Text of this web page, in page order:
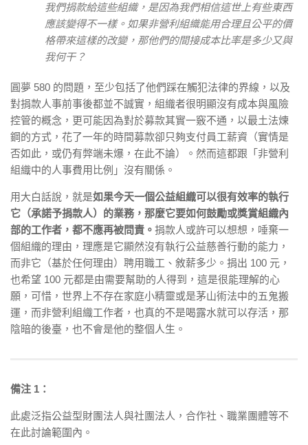
我們捐款給這些組織，是因為我們相信這世上有些東西
應該變得不一樣。如果非營利組織能用合理且公平的價
格帶來這樣的改變，那他們的間接成本比率是多少又與
我何干？
圓夢 580 的問題，至少包括了他們踩在觸犯法律的界線，以及
對捐款人事前事後都並不誠實，組織者很明顯沒有成本與風險
控管的概念，更可能因為對於募款其實一竅不通，以最土法煉
鋼的方式，花了一年的時間募款卻只夠支付員工薪資（實情是
否如此，或仍有弊端未爆，在此不論）。然而這都跟「非營利
組織中的人事費用比例」沒有關係。
用大白話說，就是如果今天一個公益組織可以很有效率的執行
它（承諾予捐款人）的業務，那麼它要如何鼓勵或獎賞組織內
部的工作者，都不應再被問責。 捐款人或許可以想想，唾棄一
個組織的理由，理應是它顯然沒有執行公益慈善行動的能力，
而非它（基於任何理由）聘用職工、敘薪多少。捐出 100 元，
也希望 100 元都是由需要幫助的人得到，這是很能理解的心
願，可惜，世界上不存在家庭小精靈或是茅山術法中的五鬼搬
運，而非營利組織工作者，也真的不是喝露水就可以存活，那
陰暗的後臺，也不會是他的整個人生。
備注 1：
此處泛指公益型財團法人與社團法人，合作社、職業團體等不
在此討論範圍內。